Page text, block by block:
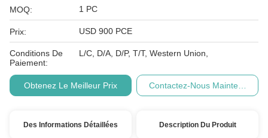
MOQ: 1 PC
Prix: USD 900 PCE
Conditions De
Paiement:
L/C, D/A, D/P, T/T, Western Union,
Obtenez Le Meilleur Prix Contactez-Nous Maintenant
Des Informations Détaillées Description Du Produit